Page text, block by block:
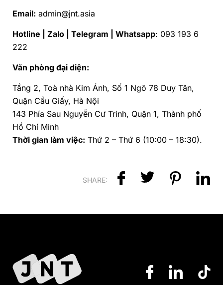
Email: admin@jnt.asia
Hotline | Zalo | Telegram | Whatsapp: 093 193 6
222
Văn phòng đại diện:
Tầng 2, Toà nhà Kim Ánh, Số 1 Ngõ 78 Duy Tân,
Quận Cầu Giấy, Hà Nội
143 Phía Sau Nguyễn Cư Trinh, Quận 1, Thành phố
Hồ Chí Minh
Thời gian làm việc: Thứ 2 – Thứ 6 (10:00 – 18:30).
SHARE: